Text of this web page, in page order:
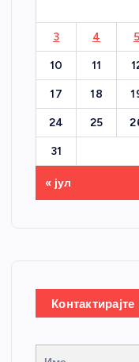
3 4 5
10 11
17 18
24 25
31
« јул
Контактирајте